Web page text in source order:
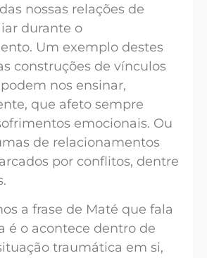
nossas relações de
durante o
Um exemplo destes
construções de vínculos
nos ensinar,
que afeto sempre
emocionais. Ou
de relacionamentos
por conflitos, dentre
a frase de Maté que fala
é o acontece dentro de
traumática em si,